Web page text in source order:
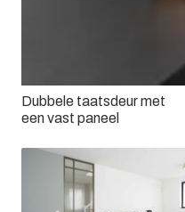
Dubbele taatsdeur met
een vast paneel